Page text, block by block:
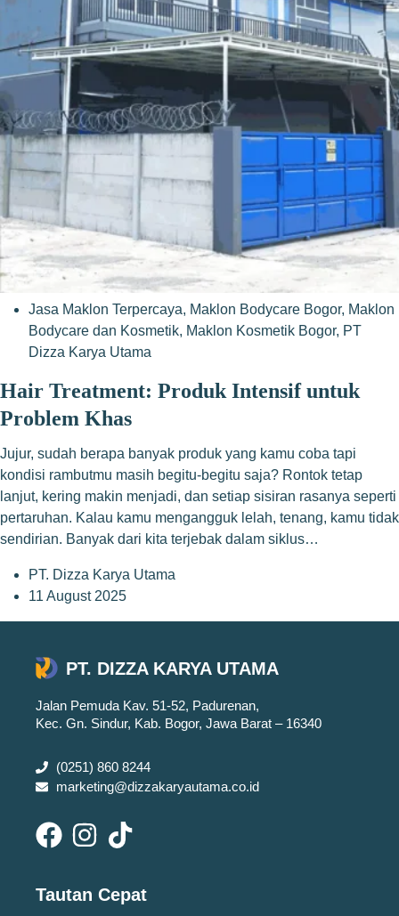
Jasa Maklon Terpercaya, Maklon Bodycare Bogor, Maklon
Bodycare dan Kosmetik, Maklon Kosmetik Bogor, PT
Dizza Karya Utama
Hair Treatment: Produk Intensif untuk
Problem Khas
Jujur, sudah berapa banyak produk yang kamu coba tapi
kondisi rambutmu masih begitu-begitu saja? Rontok tetap
lanjut, kering makin menjadi, dan setiap sisiran rasanya seperti
pertaruhan. Kalau kamu mengangguk lelah, tenang, kamu tidak
sendirian. Banyak dari kita terjebak dalam siklus…
PT. Dizza Karya Utama
11 August 2025
PT. DIZZA KARYA UTAMA
Jalan Pemuda Kav. 51-52, Padurenan,
Kec. Gn. Sindur, Kab. Bogor, Jawa Barat – 16340
(0251) 860 8244
marketing@dizzakaryautama.co.id
Tautan Cepat